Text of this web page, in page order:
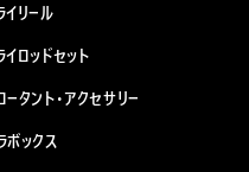
イリール
イロッドセット
ータント・アクセサリー
ボックス